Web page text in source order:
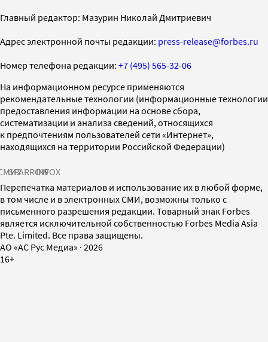
Главный редактор: Мазурин Николай Дмитриевич
Адрес электронной почты редакции: press-release@forbes.ru
Номер телефона редакции: +7 (495) 565-32-06
На информационном ресурсе применяются
рекомендательные технологии (информационные технологии
предоставления информации на основе сбора,
систематизации и анализа сведений, относящихся
к предпочтениям пользователей сети «Интернет»,
находящихся на территории Российской Федерации)
SPARROWINFOX
Перепечатка материалов и использование их в любой форме,
в том числе и в электронных СМИ, возможны только с
письменного разрешения редакции. Товарный знак Forbes
является исключительной собственностью Forbes Media Asia
Pte. Limited. Все права защищены.
AO «АС Рус Медиа» · 2026
16+